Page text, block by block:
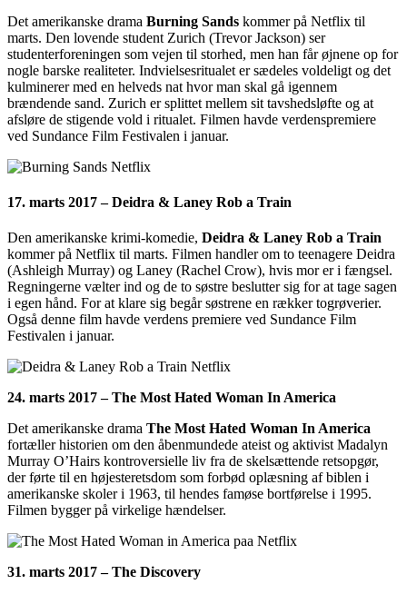
Det amerikanske drama Burning Sands kommer på Netflix til
marts. Den lovende student Zurich (Trevor Jackson) ser
studenterforeningen som vejen til storhed, men han får øjnene op for
nogle barske realiteter. Indvielsesritualet er sædeles voldeligt og det
kulminerer med en helveds nat hvor man skal gå igennem
brændende sand. Zurich er splittet mellem sit tavshedsløfte og at
afsløre de stigende vold i ritualet. Filmen havde verdenspremiere
ved Sundance Film Festivalen i januar.
17. marts 2017 – Deidra & Laney Rob a Train
Den amerikanske krimi-komedie, Deidra & Laney Rob a Train
kommer på Netflix til marts. Filmen handler om to teenagere Deidra
(Ashleigh Murray) og Laney (Rachel Crow), hvis mor er i fængsel.
Regningerne vælter ind og de to søstre beslutter sig for at tage sagen
i egen hånd. For at klare sig begår søstrene en rækker togrøverier.
Også denne film havde verdens premiere ved Sundance Film
Festivalen i januar.
24. marts 2017 – The Most Hated Woman In America
Det amerikanske drama The Most Hated Woman In America
fortæller historien om den åbenmundede ateist og aktivist Madalyn
Murray O’Hairs kontroversielle liv fra de skelsættende retsopgør,
der førte til en højesteretsdom som forbød oplæsning af biblen i
amerikanske skoler i 1963, til hendes famøse bortførelse i 1995.
Filmen bygger på virkelige hændelser.
31. marts 2017 – The Discovery